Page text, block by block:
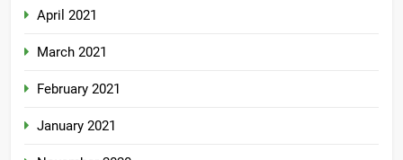
April 2021
March 2021
February 2021
January 2021